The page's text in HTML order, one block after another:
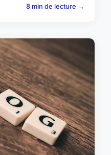
8 min de lecture →